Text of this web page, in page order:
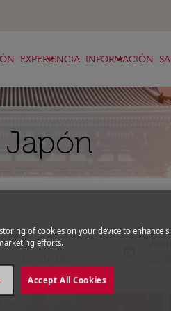
EXPERIENCIA
keyboard_arrow_down INFORMACIÓN
keyboard_arrow_down
Japón
Ida
fc-
of cookies on your device to enhance
efforts.
Accept All Cookies